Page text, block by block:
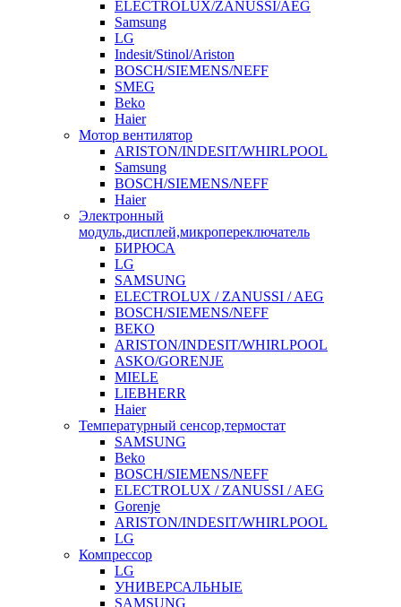
ELECTROLUX/ZANUSSI/AEG
Samsung
LG
Indesit/Stinol/Ariston
BOSCH/SIEMENS/NEFF
SMEG
Beko
Haier
Мотор вентилятор
ARISTON/INDESIT/WHIRLPOOL
Samsung
BOSCH/SIEMENS/NEFF
Haier
Электронный
модуль,дисплей,микропереключатель
БИРЮСА
LG
SAMSUNG
ELECTROLUX / ZANUSSI / AEG
BOSCH/SIEMENS/NEFF
BEKO
ARISTON/INDESIT/WHIRLPOOL
ASKO/GORENJE
MIELE
LIEBHERR
Haier
Температурный сенсор,термостат
SAMSUNG
Beko
BOSCH/SIEMENS/NEFF
ELECTROLUX / ZANUSSI / AEG
Gorenje
ARISTON/INDESIT/WHIRLPOOL
LG
Компрессор
LG
УНИВЕРСАЛЬНЫЕ
SAMSUNG